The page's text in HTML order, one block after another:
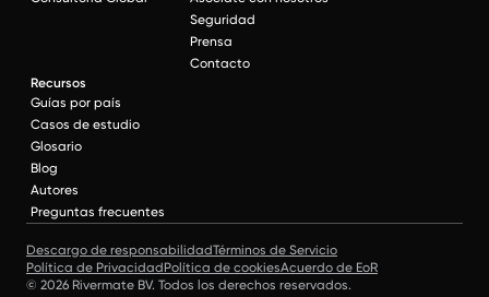
Seguridad
Prensa
Contacto
Recursos
Guías por país
Casos de estudio
Glosario
Blog
Autores
Preguntas frecuentes
Descargo de responsabilidadTérminos de Servicio
Política de PrivacidadPolítica de cookiesAcuerdo de EoR
© 2026 Rivermate BV. Todos los derechos reservados.